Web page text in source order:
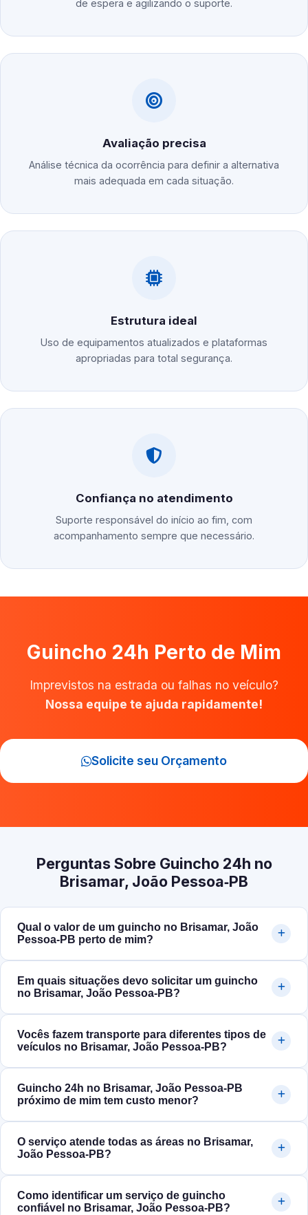
de espera e agilizando o suporte.
Avaliação precisa
Análise técnica da ocorrência para definir a alternativa
mais adequada em cada situação.
Estrutura ideal
Uso de equipamentos atualizados e plataformas
apropriadas para total segurança.
Confiança no atendimento
Suporte responsável do início ao fim, com
acompanhamento sempre que necessário.
Guincho 24h Perto de Mim
Imprevistos na estrada ou falhas no veículo?
Nossa equipe te ajuda rapidamente!
Solicite seu Orçamento
Perguntas Sobre Guincho 24h no
Brisamar, João Pessoa‑PB
Qual o valor de um guincho no Brisamar, João
Pessoa‑PB perto de mim?
Em quais situações devo solicitar um guincho
no Brisamar, João Pessoa‑PB?
Vocês fazem transporte para diferentes tipos de
veículos no Brisamar, João Pessoa‑PB?
Guincho 24h no Brisamar, João Pessoa‑PB
próximo de mim tem custo menor?
O serviço atende todas as áreas no Brisamar,
João Pessoa‑PB?
Como identificar um serviço de guincho
confiável no Brisamar, João Pessoa‑PB?